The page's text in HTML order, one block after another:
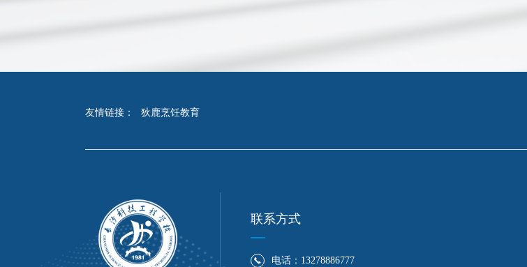
友情链接： 狄鹿烹饪教育
联系方式
电话：13278886777